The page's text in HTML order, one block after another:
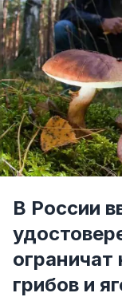
В России
грибов и